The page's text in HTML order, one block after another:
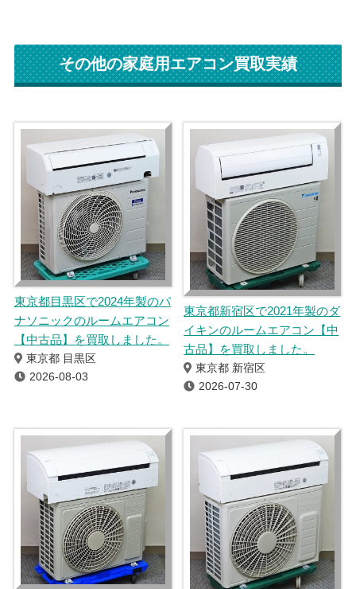
その他の家庭用エアコン買取実績
東京都目黒区で2024年製のパ
ナソニックのルームエアコン
【中古品】を買取しました。
東京都 目黒区
2026-08-03
東京都新宿区で2021年製のダ
イキンのルームエアコン【中
古品】を買取しました。
東京都 新宿区
2026-07-30